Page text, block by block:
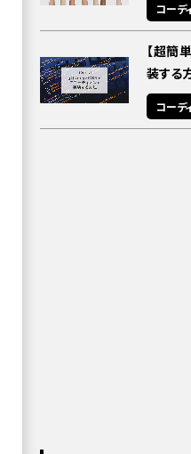
コーデ
【超簡
装する
コーデ